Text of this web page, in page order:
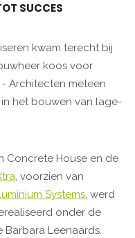
SUCCES
kwam terecht bij
koos voor
Architecten meteen
in het bouwen van lage-
Concrete House en de
, voorzien van
Systems, werd
onder de
Leenaards.